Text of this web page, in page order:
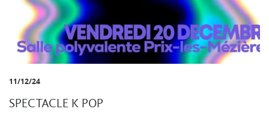
11/12/24
SPECTACLE K POP